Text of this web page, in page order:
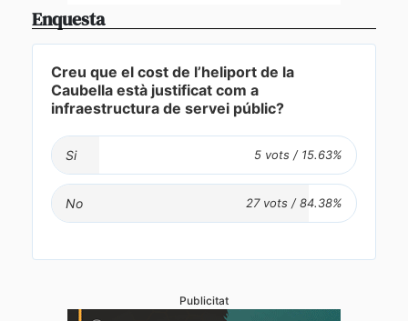
Enquesta
Creu que el cost de l’heliport de la
Caubella està justificat com a
infraestructura de servei públic?
Si
No
Publicitat